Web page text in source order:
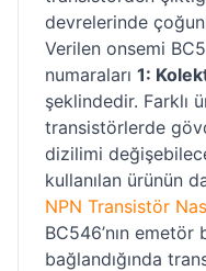
devrelerinde
Verilen onsemi
numaraları 1:
şeklindedir. Farklı
transistörlerde
dizilimi
kullanılan ürünün
NPN Transistör
BC546’nın emetör
bağlandığında